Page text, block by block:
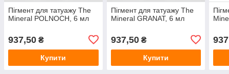
Пігмент для татуажу The
Mineral POLNOCH, 6 мл
937,50 ₴
Купити
Пігмент для татуажу The
Mineral GRANAT, 6 мл
937,50₴
Купити